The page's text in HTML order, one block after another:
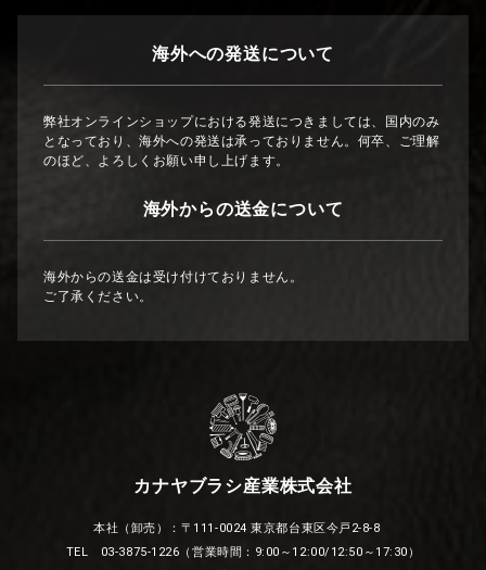
海外への発送について
弊社オンラインショップにおける発送につきましては、国内のみ
となっており、海外への発送は承っておりません。何卒、ご理解
のほど、よろしくお願い申し上げます。
海外からの送金について
海外からの送金は受け付けておりません。
ご了承ください。
カナヤブラシ産業株式会社
本社（卸売）：〒111-0024 東京都台東区今戸2-8-8
TEL 03-3875-1226（営業時間：9:00～12:00/12:50～17:30）